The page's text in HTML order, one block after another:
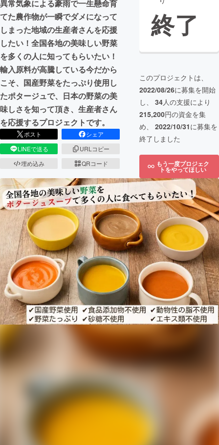
異常気象による豪雨で一生懸命育
てた農作物が一瞬でダメになって
しまった地域の生産者さんを応援
したい！全国各地の美味しい野菜
を多くの人に知ってもらいたい！
輸入原料が高騰している今だから
こそ、国産野菜をたっぷり使用し
たポタージュで、日本の野菜の美
味しさを知って頂き、生産者さん
を応援するプロジェクトです。
ポスト
シェア
LINEで送る
URLコピー
埋め込み
QRコード
終了
このプロジェクトは、
2022/08/26に募集を開始
し、 34人の支援により
215,200円の資金を集
め、 2022/10/31に募集を
終了しました
もう一度プロジェク
トをやってほしい